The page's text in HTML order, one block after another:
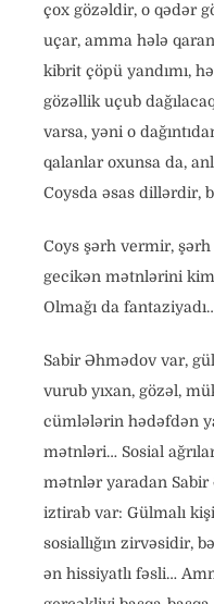
çox gözəldir, o qədər
uçar, amma hələ
kibrit çöpü yandımı,
gözəllik uçub
varsa, yəni o
qalanlar oxunsa da,
Coysda əsas dillərdir,
Coys şərh vermir,
gecikən mətnlərini
Olmağı da
Sabir Əhmədov var,
vurub yıxan, gözəl,
cümlələrin hədəfdən
mətnləri… Sosial
mətnlər yaradan Sabir
iztirab var: Gülmalı
sosiallığın zirvəsidir,
ən hissiyatlı fəsli…